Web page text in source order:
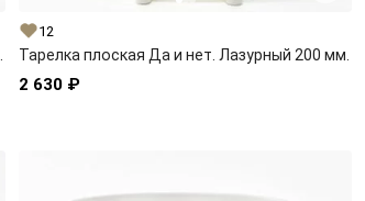
12
Тарелка плоская Да и нет. Лазурный 200 мм.
2 630 ₽